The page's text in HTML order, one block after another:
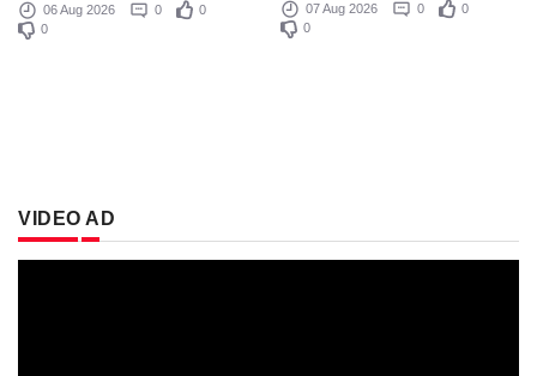
06 Aug 2026 0
0
0
07 Aug 2026 0
0
0
VIDEO AD